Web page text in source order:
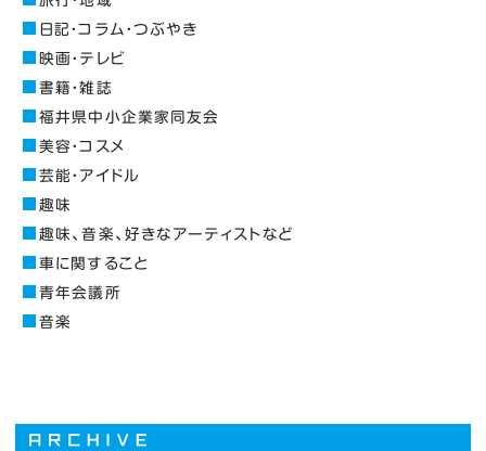
日記・コラム・つぶやき
映画・テレビ
書籍・雑誌
福井県中小企業家同友会
美容・コスメ
芸能・アイドル
趣味
趣味、音楽、好きなアーティストなど
車に関すること
青年会議所
音楽